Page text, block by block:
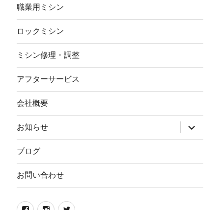
職業用ミシン
ロックミシン
ミシン修理・調整
アフターサービス
会社概要
お知らせ
サ
ブ
メ
ー
開
ブログ
お問い合わせ
Facebook
イ twitter